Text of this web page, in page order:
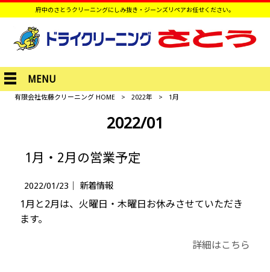
府中のさとうクリーニングにしみ抜き・ジーンズリペアお任せください。
MENU
有限会社佐藤クリーニング HOME > 2022年 > 1月
2022/01
1月・2月の営業予定
2022/01/23｜ 新着情報
1月と2月は、火曜日・木曜日お休みさせていただき
ます。
詳細はこちら